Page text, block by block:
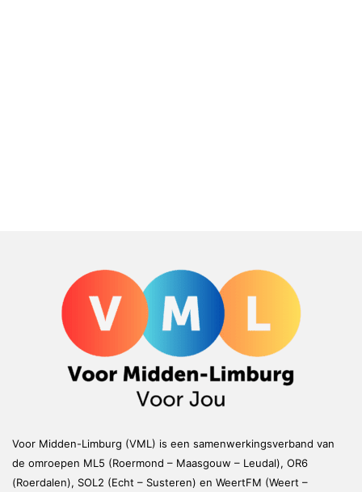
Voor Midden-Limburg (VML) is een samenwerkingsverband van
de omroepen ML5 (Roermond – Maasgouw – Leudal), OR6
(Roerdalen), SOL2 (Echt – Susteren) en WeertFM (Weert –